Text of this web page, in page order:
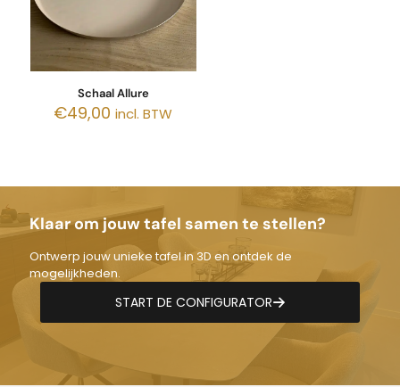
Schaal Allure
€49,00 incl. BTW
Klaar om jouw tafel samen te stellen?
Ontwerp jouw unieke tafel in 3D en ontdek de
mogelijkheden.
START DE CONFIGURATOR